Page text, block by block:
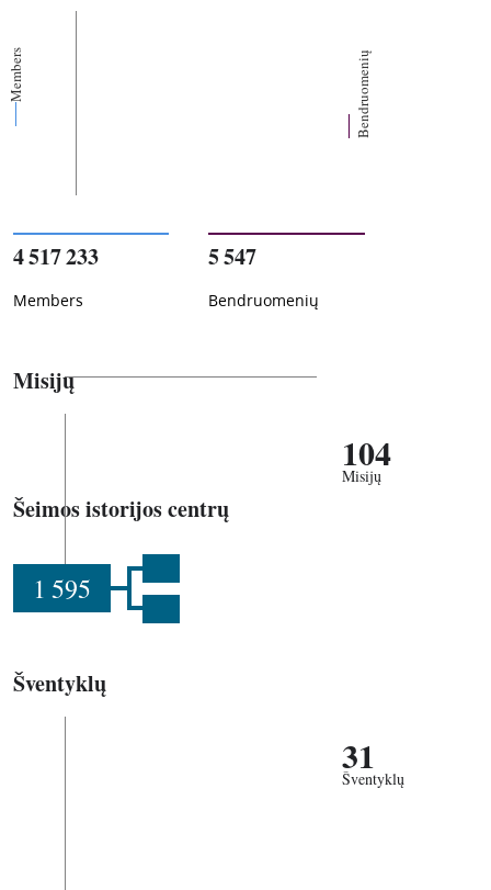
Members Bendruomenių
4 517 233
Members
5 547
Bendruomenių
Misijų
104
Misijų
Šeimos istorijos centrų
1 595
Šventyklų
31
Šventyklų